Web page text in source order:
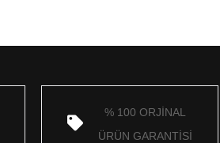
% 100 ORJİNAL
ÜRÜN GARANTİSİ